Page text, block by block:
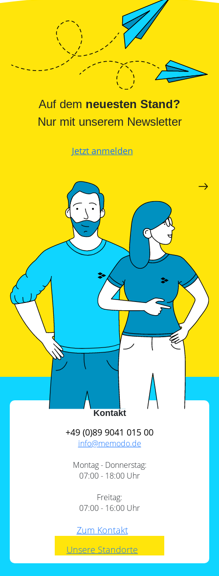
Auf dem neuesten Stand?
Nur mit unserem Newsletter
Jetzt anmelden
Kontakt
+49 (0)89 9041 015 00
info@memodo.de
Montag - Donnerstag:
07:00 - 18:00 Uhr
Freitag:
07:00 - 16:00 Uhr
Zum Kontakt
Unsere Standorte